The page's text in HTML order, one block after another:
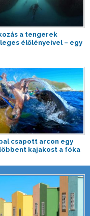
a tengerek
élőlényeivel – egy
csapott arcon egy
kajakost a fóka